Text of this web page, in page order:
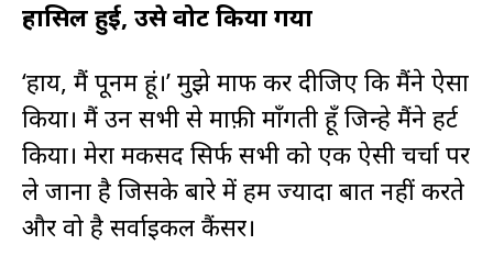
हासिल हुई, उसे वोट किया गया
‘हाय, मैं पूनम हूं।’ मुझे माफ कर दीजिए कि मैंने ऐसा
किया। मैं उन सभी से माफ़ी माँगती हूँ जिन्हे मैंने हर्ट
किया। मेरा मकसद सिर्फ सभी को एक ऐसी चर्चा पर
ले जाना है जिसके बारे में हम ज्यादा बात नहीं करते
और वो है सर्वाइकल कैंसर।